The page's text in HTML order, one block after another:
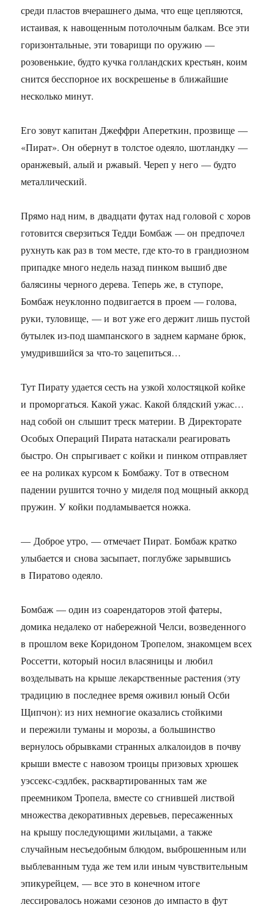
среди пластов вчерашнего дыма, что еще цепляются,
истаивая, к навощенным потолочным балкам. Все эти
горизонтальные, эти товарищи по оружию —
розовенькие, будто кучка голландских крестьян, коим
снится бесспорное их воскрешенье в ближайшие
несколько минут.
Его зовут капитан Джеффри Апереткин, прозвище —
«Пират». Он обернут в толстое одеяло, шотландку —
оранжевый, алый и ржавый. Череп у него — будто
металлический.
Прямо над ним, в двадцати футах над головой с хоров
готовится сверзиться Тедди Бомбаж — он предпочел
рухнуть как раз в том месте, где кто-то в грандиозном
припадке много недель назад пинком вышиб две
балясины черного дерева. Теперь же, в ступоре,
Бомбаж неуклонно подвигается в проем — голова,
руки, туловище, — и вот уже его держит лишь пустой
бутылек из-под шампанского в заднем кармане брюк,
умудрившийся за что-то зацепиться…
Тут Пирату удается сесть на узкой холостяцкой койке
и проморгаться. Какой ужас. Какой блядский ужас…
над собой он слышит треск материи. В Директорате
Особых Операций Пирата натаскали реагировать
быстро. Он спрыгивает с койки и пинком отправляет
ее на роликах курсом к Бомбажу. Тот в отвесном
падении рушится точно у миделя под мощный аккорд
пружин. У койки подламывается ножка.
— Доброе утро, — отмечает Пират. Бомбаж кратко
улыбается и снова засыпает, поглубже зарывшись
в Пиратово одеяло.
Бомбаж — один из соарендаторов этой фатеры,
домика недалеко от набережной Челси, возведенного
в прошлом веке Коридоном Тропелом, знакомцем всех
Россетти, который носил власяницы и любил
возделывать на крыше лекарственные растения (эту
традицию в последнее время оживил юный Осби
Щипчон): из них немногие оказались стойкими
и пережили туманы и морозы, а большинство
вернулось обрывками странных алкалоидов в почву
крыши вместе с навозом троицы призовых хрюшек
уэссекс-сэдлбек, расквартированных там же
преемником Тропела, вместе со сгнившей листвой
множества декоративных деревьев, пересаженных
на крышу последующими жильцами, а также
случайным несъедобным блюдом, выброшенным или
выблеванным туда же тем или иным чувствительным
эпикурейцем, — все это в конечном итоге
лессировалось ножами сезонов до импасто в фут